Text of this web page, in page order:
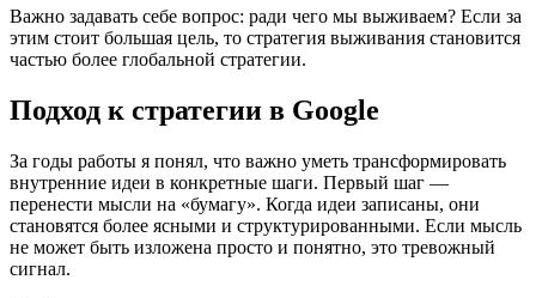
Важно задавать себе вопрос: ради чего мы выживаем? Если за
этим стоит большая цель, то стратегия выживания становится
частью более глобальной стратегии.
Подход к стратегии в Google
За годы работы я понял, что важно уметь трансформировать
внутренние идеи в конкретные шаги. Первый шаг —
перенести мысли на «бумагу». Когда идеи записаны, они
становятся более ясными и структурированными. Если мысль
не может быть изложена просто и понятно, это тревожный
сигнал.